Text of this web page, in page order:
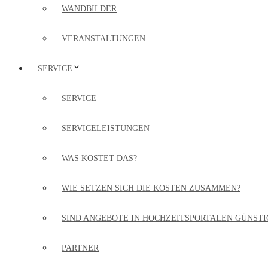
WANDBILDER
VERANSTALTUNGEN
SERVICE
SERVICE
SERVICELEISTUNGEN
WAS KOSTET DAS?
WIE SETZEN SICH DIE KOSTEN ZUSAMMEN?
SIND ANGEBOTE IN HOCHZEITSPORTALEN
PARTNER